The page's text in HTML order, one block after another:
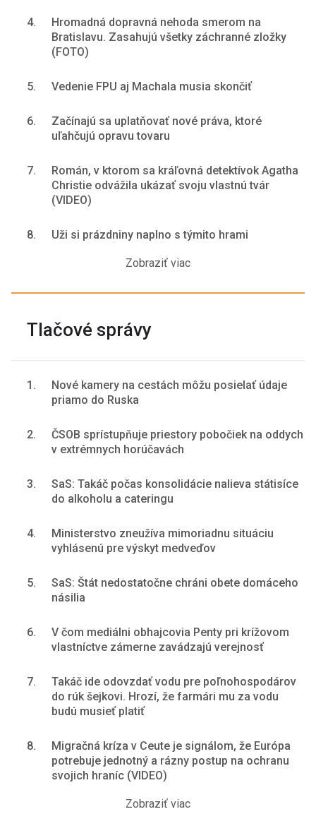
4.
Hromadná dopravná nehoda smerom na
Bratislavu. Zasahujú všetky záchranné zložky
(FOTO)
5. Vedenie FPU aj Machala musia skončiť
6.
Začínajú sa uplatňovať nové práva, ktoré
uľahčujú opravu tovaru
7.
Román, v ktorom sa kráľovná detektívok Agatha
Christie odvážila ukázať svoju vlastnú tvár
(VIDEO)
8. Uži si prázdniny naplno s týmito hrami
Zobraziť viac
Tlačové správy
1.
Nové kamery na cestách môžu posielať údaje
priamo do Ruska
2.
ČSOB sprístupňuje priestory pobočiek na oddych
v extrémnych horúčavách
3.
SaS: Takáč počas konsolidácie nalieva státisíce
do alkoholu a cateringu
4.
Ministerstvo zneužíva mimoriadnu situáciu
vyhlásenú pre výskyt medveďov
5.
SaS: Štát nedostatočne chráni obete domáceho
násilia
6.
V čom mediálni obhajcovia Penty pri krížovom
vlastníctve zámerne zavádzajú verejnosť
7.
Takáč ide odovzdať vodu pre poľnohospodárov
do rúk šejkovi. Hrozí, že farmári mu za vodu
budú musieť platiť
8.
Migračná kríza v Ceute je signálom, že Európa
potrebuje jednotný a rázny postup na ochranu
svojich hraníc (VIDEO)
Zobraziť viac